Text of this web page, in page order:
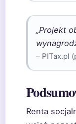
„Projekt
– PITax.pl
Renta